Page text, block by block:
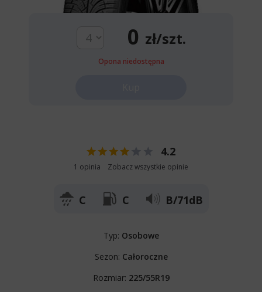
0 zł/szt.
Opona niedostępna
4.2
1 opinia Zobacz wszystkie opinie
C C B/71dB
Typ: Osobowe
Sezon: Całoroczne
Rozmiar: 225/55R19